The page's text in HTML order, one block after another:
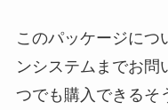
このパッケージにつ
ンシステムまでお問
つでも購入できるそ